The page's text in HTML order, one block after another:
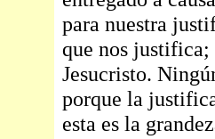
para nuestra
que nos justifica;
Jesucristo.
porque la
esta es la